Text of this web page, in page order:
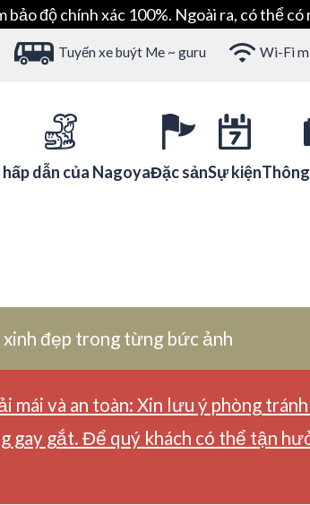
bảo độ chính xác 100%. Ngoài ra, có thể
Tuyến xe buýt Me ~ guru Wi-Fi
dẫn của NagoyaĐặc sảnSự kiện
xinh đẹp trong từng bức ảnh
mái và an toàn: Xin lưu ý phòng
gay gắt. Để quý khách có thể tận